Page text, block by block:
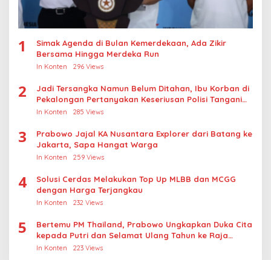
1
Simak Agenda di Bulan Kemerdekaan, Ada Zikir
Bersama Hingga Merdeka Run
In Konten 296 Views
2
Jadi Tersangka Namun Belum Ditahan, Ibu Korban di
Pekalongan Pertanyakan Keseriusan Polisi Tangani
Kasus Rudapksa Sampai Anaknya Hamil
In Konten 285 Views
3
Prabowo Jajal KA Nusantara Explorer dari Batang ke
Jakarta, Sapa Hangat Warga
In Konten 259 Views
4
Solusi Cerdas Melakukan Top Up MLBB dan MCGG
dengan Harga Terjangkau
In Konten 232 Views
5
Bertemu PM Thailand, Prabowo Ungkapkan Duka Cita
kepada Putri dan Selamat Ulang Tahun ke Raja
Thailand
In Konten 223 Views